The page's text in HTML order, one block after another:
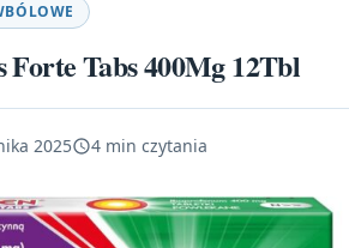
Forte Tabs 400Mg 12Tbl
2025 4 min czytania